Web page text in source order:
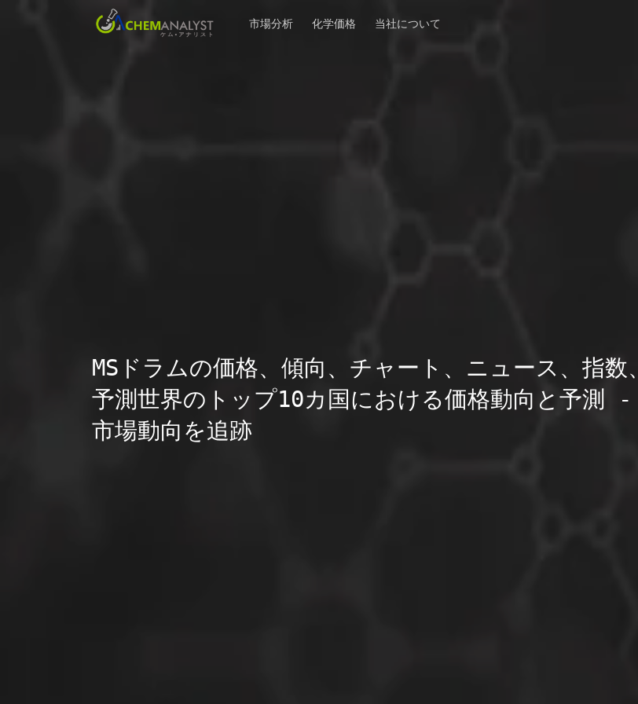
市場分析 化学価格 当社について
MSドラムの価格、傾向、チャート、ニュース、指数、
予測世界のトップ10カ国における価格動向と予測 -
市場動向を追跡